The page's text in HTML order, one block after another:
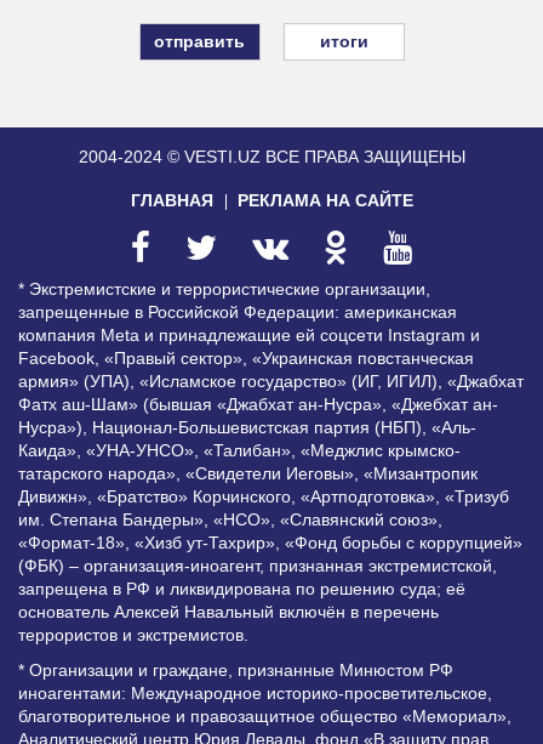
итоги
2004-2024 © VESTI.UZ ВСЕ ПРАВА ЗАЩИЩЕНЫ
ГЛАВНАЯ РЕКЛАМА НА САЙТЕ
* Экстремистские и террористические организации,
запрещенные в Российской Федерации: американская
компания Meta и принадлежащие ей соцсети Instagram и
Facebook, «Правый сектор», «Украинская повстанческая
армия» (УПА), «Исламское государство» (ИГ, ИГИЛ), «Джабхат
Фатх аш-Шам» (бывшая «Джабхат ан-Нусра», «Джебхат ан-
Нусра»), Национал-Большевистская партия (НБП), «Аль-
Каида», «УНА-УНСО», «Талибан», «Меджлис крымско-
татарского народа», «Свидетели Иеговы», «Мизантропик
Дивижн», «Братство» Корчинского, «Артподготовка», «Тризуб
им. Степана Бандеры», «НСО», «Славянский союз»,
«Формат-18», «Хизб ут-Тахрир», «Фонд борьбы с коррупцией»
(ФБК) – организация-иноагент, признанная экстремистской,
запрещена в РФ и ликвидирована по решению суда; её
основатель Алексей Навальный включён в перечень
террористов и экстремистов.
* Организации и граждане, признанные Минюстом РФ
иноагентами: Международное историко-просветительское,
благотворительное и правозащитное общество «Мемориал»,
Аналитический центр Юрия Левады, фонд «В защиту прав